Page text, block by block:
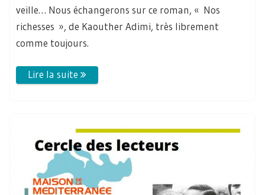
veille… Nous échangerons sur ce roman, « Nos
richesses », de Kaouther Adimi, très librement
comme toujours.